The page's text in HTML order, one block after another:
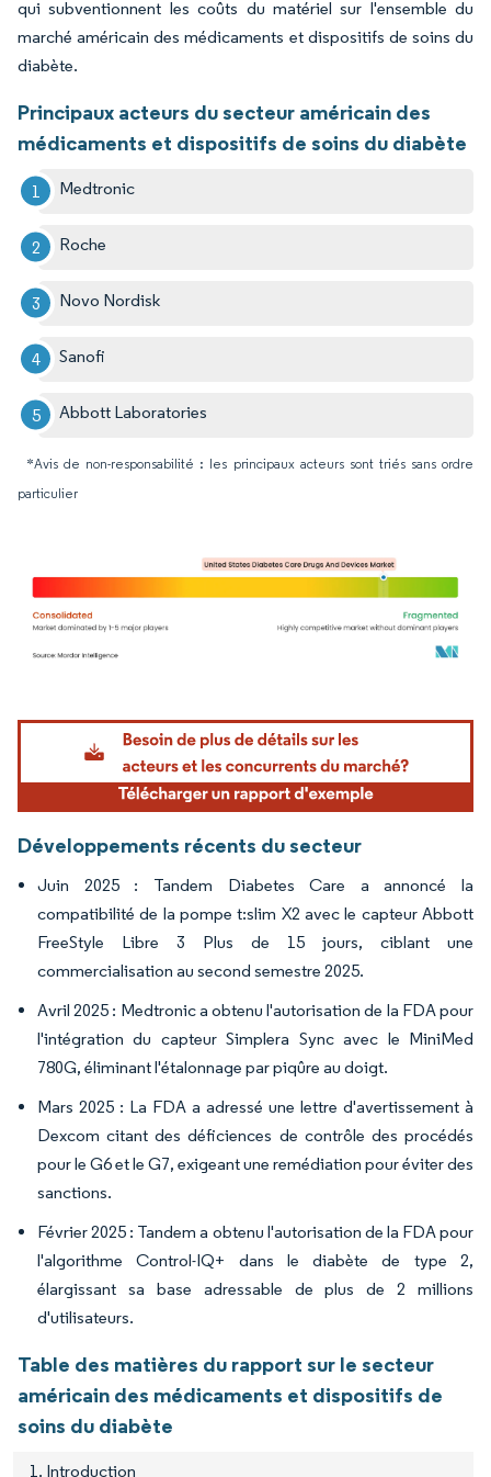
qui subventionnent les coûts du matériel sur l'ensemble du
marché américain des médicaments et dispositifs de soins du
diabète.
Principaux acteurs du secteur américain des
médicaments et dispositifs de soins du diabète
Medtronic
Roche
Novo Nordisk
Sanofi
Abbott Laboratories
*Avis de non-responsabilité : les principaux acteurs sont triés sans ordre
particulier
Image © Mordor Intelligence. La réutilisation nécessite une attribution sous CC BY
Développements récents du secteur
Juin 2025 : Tandem Diabetes Care a annoncé la
compatibilité de la pompe t:slim X2 avec le capteur Abbott
FreeStyle Libre 3 Plus de 15 jours, ciblant une
commercialisation au second semestre 2025.
Avril 2025 : Medtronic a obtenu l'autorisation de la FDA pour
l'intégration du capteur Simplera Sync avec le MiniMed
780G, éliminant l'étalonnage par piqûre au doigt.
Mars 2025 : La FDA a adressé une lettre d'avertissement à
Dexcom citant des déficiences de contrôle des procédés
pour le G6 et le G7, exigeant une remédiation pour éviter des
sanctions.
Février 2025 : Tandem a obtenu l'autorisation de la FDA pour
l'algorithme Control-IQ+ dans le diabète de type 2,
élargissant sa base adressable de plus de 2 millions
d'utilisateurs.
Table des matières du rapport sur le secteur
américain des médicaments et dispositifs de
soins du diabète
1. Introduction